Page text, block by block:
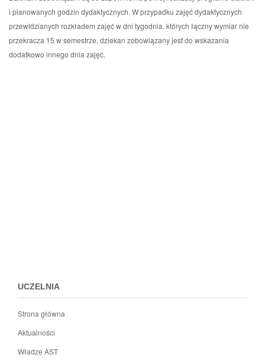
i planowanych godzin dydaktycznych. W przypadku zajęć dydaktycznych
przewidzianych rozkładem zajęć w dni tygodnia, których łączny wymiar nie
przekracza 15 w semestrze, dziekan zobowiązany jest do wskazania
dodatkowo innego dnia zajęć.
UCZELNIA
Strona główna
Aktualności
Władze AST